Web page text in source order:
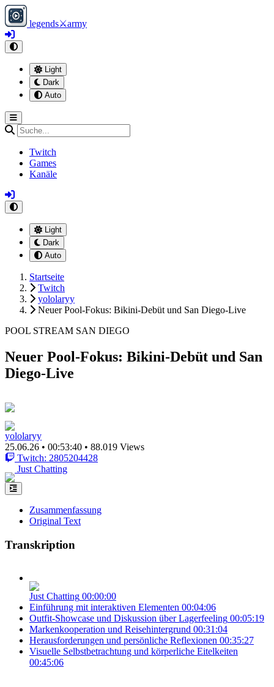
legends⚔army
Light
Dark
Auto
Twitch
Games
Kanäle
Light
Dark
Auto
Startseite
Twitch
yololaryy
Neuer Pool-Fokus: Bikini-Debüt und San Diego-Live
POOL STREAM SAN DIEGO
Neuer Pool-Fokus: Bikini-Debüt und San
Diego-Live
yololaryy
25.06.26 • 00:53:40 • 88.019 Views
Twitch: 2805204428
Just Chatting
Zusammenfassung
Original Text
Transkription
Just Chatting 00:00:00
Einführung mit interaktiven Elementen 00:04:06
Outfit-Showcase und Diskussion über Lagerfeeling 00:05:19
Markenkooperation und Reisehintergrund 00:31:04
Herausforderungen und persönliche Reflexionen 00:35:27
Visuelle Selbstbetrachtung und körperliche Eitelkeiten
00:45:06